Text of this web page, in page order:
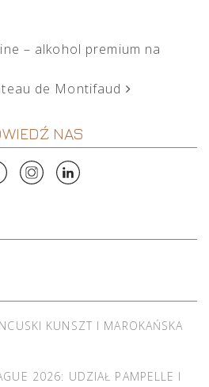
– alkohol premium na
de Montifaud
NAS
KUNSZT I MAROKAŃSKA
2026: UDZIAŁ PAMPELLE I